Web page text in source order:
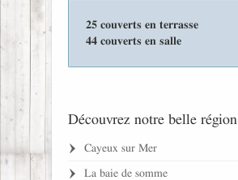
25 couverts en terrasse
44 couverts en salle
Découvrez notre belle région
Cayeux sur Mer
La baie de somme